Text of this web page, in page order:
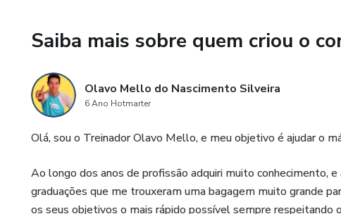
Saiba mais sobre quem criou o
Olavo Mello do Nascimento Silveira
6 Ano Hotmarter
Olá, sou o Treinador Olavo Mello, e meu objetivo é ajudar o
Ao longo dos anos de profissão adquiri muito conhecimento,
graduações que me trouxeram uma bagagem muito grande
os seus objetivos o mais rápido possível sempre respeitando